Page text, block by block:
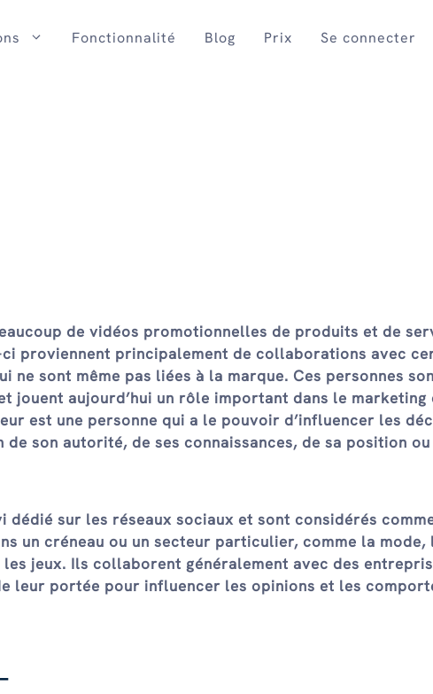
Fonctionnalité Blog Prix Se connecter
de vidéos promotionnelles de produits et de
proviennent principalement de collaborations avec
ne sont même pas liées à la marque. Ces personnes
jouent aujourd’hui un rôle important dans le marketing
est une personne qui a le pouvoir d’influencer les
de son autorité, de ses connaissances, de sa position ou
dédié sur les réseaux sociaux et sont considérés
un créneau ou un secteur particulier, comme la mode,
jeux. Ils collaborent généralement avec des
leur portée pour influencer les opinions et les